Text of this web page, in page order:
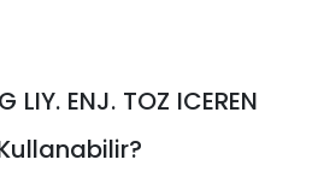
LIY. ENJ. TOZ ICEREN